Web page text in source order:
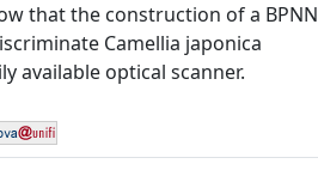
that the construction of a BPNN
Camellia japonica
available optical scanner.